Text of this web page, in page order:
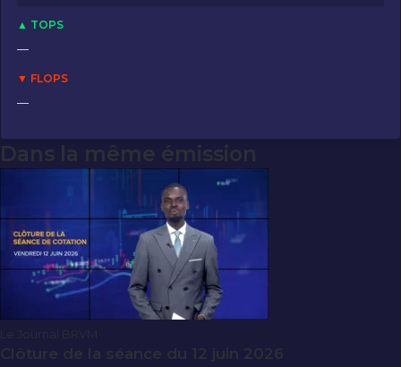
▲ TOPS
—
▼ FLOPS
—
Dans la même émission
Le Journal BRVM
Clôture de la séance du 12 juin 2026